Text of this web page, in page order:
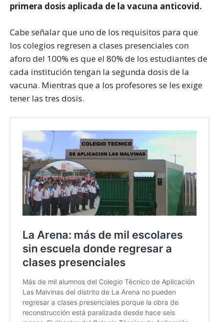
primera dosis aplicada de la vacuna anticovid.
Cabe señalar que uno de los requisitos para que
los colegios regresen a clases presenciales con
aforo del 100% es que el 80% de los estudiantes de
cada institución tengan la segunda dosis de la
vacuna. Mientras que a los profesores se les exige
tener las tres dosis.